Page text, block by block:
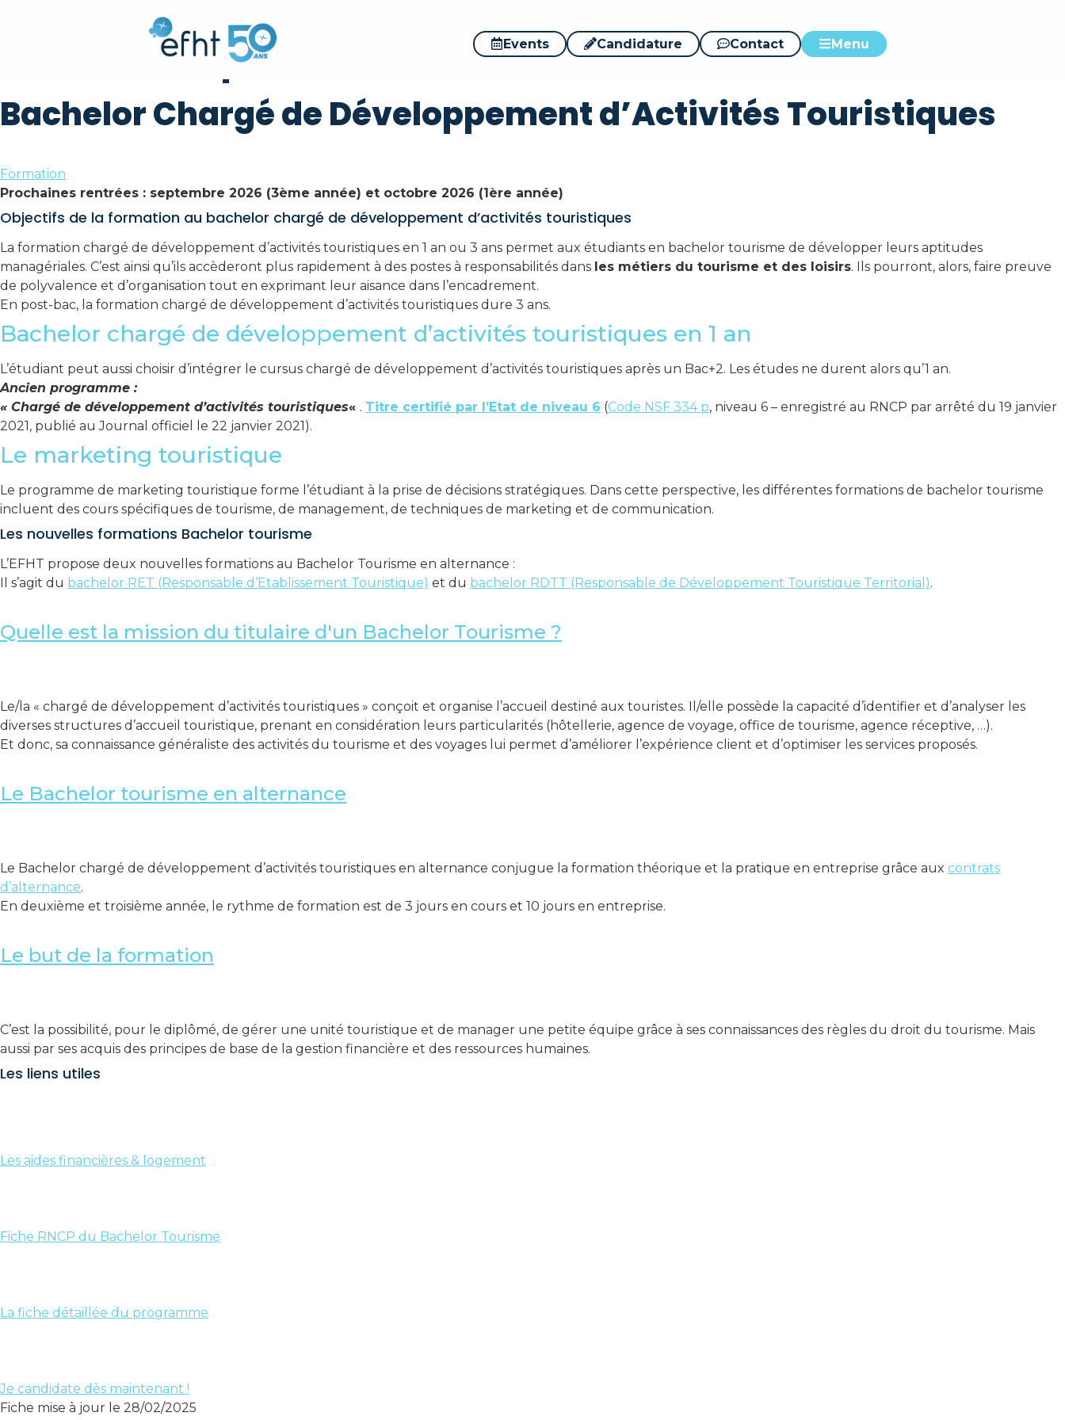
Events Candidature Contact Menu
Bachelor Chargé de Développement d’Activités
Touristiques
Bachelor Chargé de Développement d’Activités Touristiques
Formation
Prochaines rentrées : septembre 2026 (3ème année) et octobre 2026 (1ère année)
Objectifs de la formation au bachelor chargé de développement d’activités touristiques
La formation chargé de développement d’activités touristiques en 1 an ou 3 ans permet aux étudiants en bachelor tourisme de développer leurs aptitudes
managériales. C’est ainsi qu’ils accèderont plus rapidement à des postes à responsabilités dans les métiers du tourisme et des loisirs. Ils pourront, alors, faire preuve
de polyvalence et d’organisation tout en exprimant leur aisance dans l’encadrement.
En post-bac, la formation chargé de développement d’activités touristiques dure 3 ans.
Bachelor chargé de développement d’activités touristiques en 1 an
L’étudiant peut aussi choisir d’intégrer le cursus chargé de développement d’activités touristiques après un Bac+2. Les études ne durent alors qu’1 an.
Ancien programme :
« Chargé de développement d’activités touristiques« . Titre certifié par l’Etat de niveau 6 (Code NSF 334 p, niveau 6 – enregistré au RNCP par arrêté du 19 janvier
2021, publié au Journal officiel le 22 janvier 2021).
Le marketing touristique
Le programme de marketing touristique forme l’étudiant à la prise de décisions stratégiques. Dans cette perspective, les différentes formations de bachelor tourisme
incluent des cours spécifiques de tourisme, de management, de techniques de marketing et de communication.
Les nouvelles formations Bachelor tourisme
L’EFHT propose deux nouvelles formations au Bachelor Tourisme en alternance :
Il s’agit du bachelor RET (Responsable d’Etablissement Touristique) et du bachelor RDTT (Responsable de Développement Touristique Territorial).
Quelle est la mission du titulaire d'un Bachelor Tourisme ?
Le/la « chargé de développement d’activités touristiques » conçoit et organise l’accueil destiné aux touristes. Il/elle possède la capacité d’identifier et d’analyser les
diverses structures d’accueil touristique, prenant en considération leurs particularités (hôtellerie, agence de voyage, office de tourisme, agence réceptive, …).
Et donc, sa connaissance généraliste des activités du tourisme et des voyages lui permet d’améliorer l’expérience client et d’optimiser les services proposés.
Le Bachelor tourisme en alternance
Le Bachelor chargé de développement d’activités touristiques en alternance conjugue la formation théorique et la pratique en entreprise grâce aux contrats
d’alternance.
En deuxième et troisième année, le rythme de formation est de 3 jours en cours et 10 jours en entreprise.
Le but de la formation
C’est la possibilité, pour le diplômé, de gérer une unité touristique et de manager une petite équipe grâce à ses connaissances des règles du droit du tourisme. Mais
aussi par ses acquis des principes de base de la gestion financière et des ressources humaines.
Les liens utiles
Les aides financières & logement
Fiche RNCP du Bachelor Tourisme
La fiche détaillée du programme
Je candidate dès maintenant !
Fiche mise à jour le 28/02/2025